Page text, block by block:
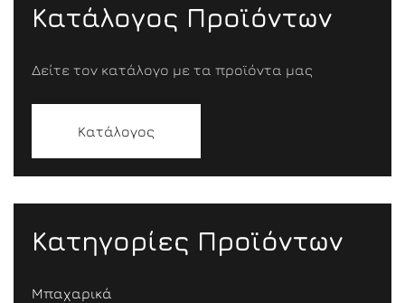
Κατάλογος Προϊόντων
Δείτε τον κατάλογο με τα προϊόντα μας
Κατάλογος
Κατηγορίες Προϊόντων
Μπαχαρικά